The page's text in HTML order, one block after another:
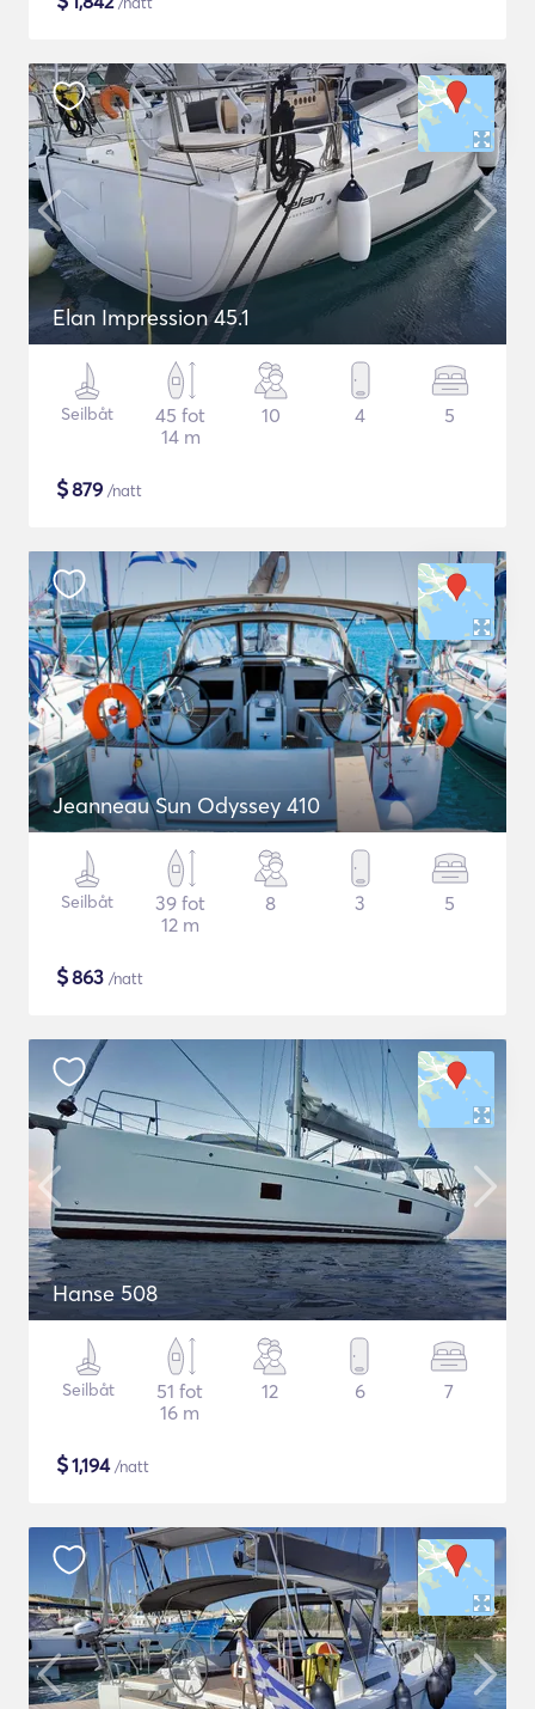
Elan Impression 45.1
Seilbåt
45 fot
14 m
10 4 5
$879 /natt
Jeanneau Sun Odyssey 410
Seilbåt
39 fot
12 m
8 3 5
$863 /natt
Hanse 508
Seilbåt
51 fot
16 m
12 6 7
$1,194/natt